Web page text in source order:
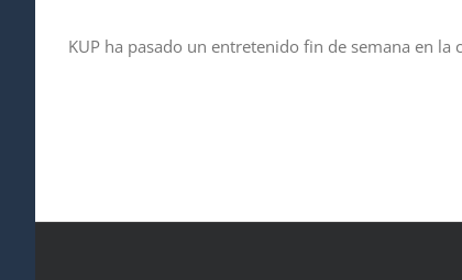
KUP ha pasado un entretenido fin de semana en